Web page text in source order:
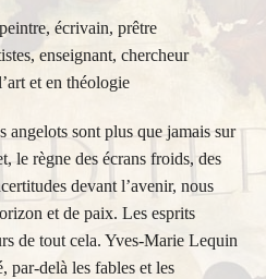
écrivain, prêtre
enseignant, chercheur
et en théologie
angelots sont plus que jamais sur
le règne des écrans froids, des
devant l’avenir, nous
et de paix. Les esprits
de tout cela. Yves-Marie Lequin
par-delà les fables et les